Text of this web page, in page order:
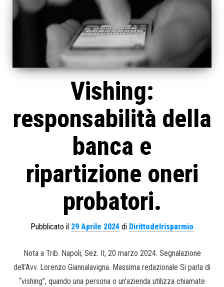
Vishing:
responsabilità della
banca e
ripartizione oneri
probatori.
Pubblicato il 29 Aprile 2024 di Dirittodelrisparmio
Nota a Trib. Napoli, Sez. II, 20 marzo 2024. Segnalazione
dell’Avv. Lorenzo Giannalavigna. Massima redazionale Si parla di
“vishing”, quando una persona o un’azienda utilizza chiamate